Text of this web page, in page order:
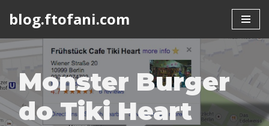
to
blog.ftofani.com
Monster Burger
do Tiki Heart